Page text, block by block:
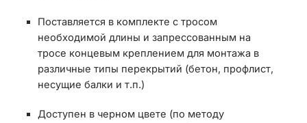
Поставляется в комплекте с тросом
необходимой длины и запрессованным на
тросе концевым креплением для монтажа в
различные типы перекрытий (бетон, профлист,
несущие балки и т.п.)
Доступен в черном цвете (по методу